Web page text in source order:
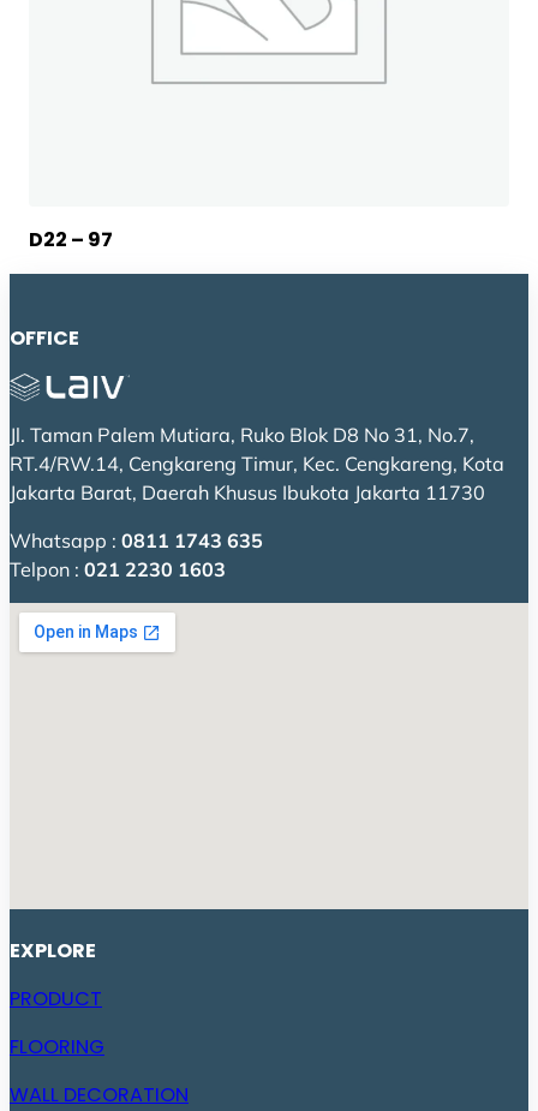
D22 – 97
OFFICE
Jl. Taman Palem Mutiara, Ruko Blok D8 No 31, No.7,
RT.4/RW.14, Cengkareng Timur, Kec. Cengkareng, Kota
Jakarta Barat, Daerah Khusus Ibukota Jakarta 11730
Whatsapp : 0811 1743 635
Telpon : 021 2230 1603
EXPLORE
PRODUCT
FLOORING
WALL DECORATION